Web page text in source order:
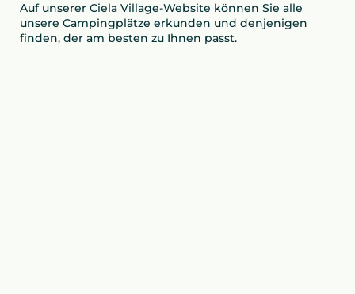
Auf unserer Ciela Village-Website können Sie alle
unsere Campingplätze erkunden und denjenigen
finden, der am besten zu Ihnen passt.